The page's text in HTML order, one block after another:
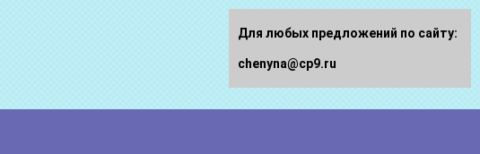
Для любых предложений по сайту:
chenyna@cp9.ru